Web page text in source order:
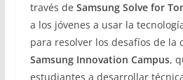
través de Samsung Solve for
a los jóvenes a usar la
para resolver los desafíos de la
Samsung Innovation Campus,
estudiantes a desarrollar